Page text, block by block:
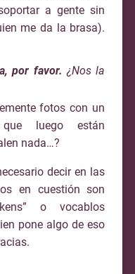
a gente sin
me da la brasa).
por favor. ¿Nos la
fotos con un
luego están
nada…?
decir en las
en cuestión son
o vocablos
pone algo de eso